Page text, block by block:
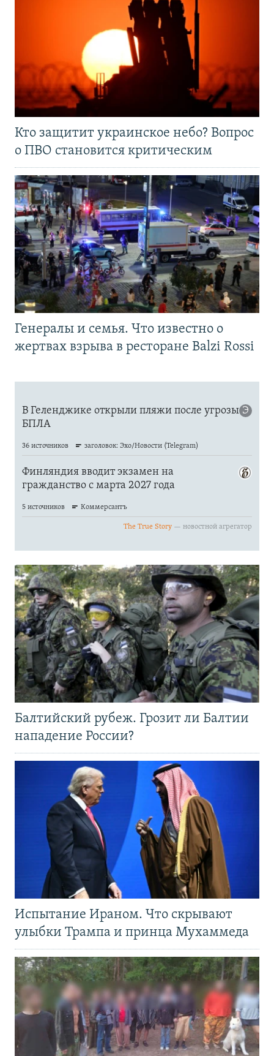
Кто защитит украинское небо? Вопрос
о ПВО становится критическим
Генералы и семья. Что известно о
жертвах взрыва в ресторане Balzi Rossi
Балтийский рубеж. Грозит ли Балтии
нападение России?
Испытание Ираном. Что скрывают
улыбки Трампа и принца Мухаммеда